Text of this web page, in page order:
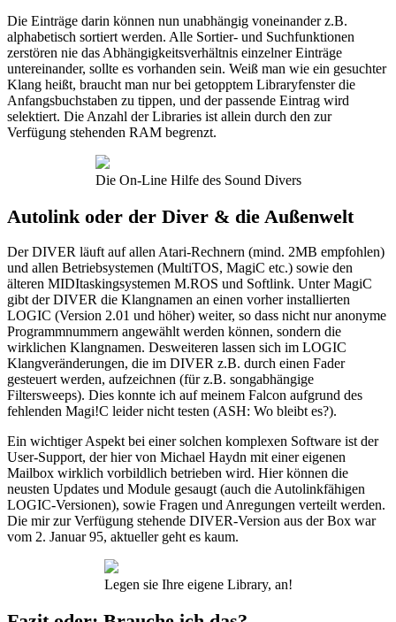
Die Einträge darin können nun unabhängig voneinander z.B.
alphabetisch sortiert werden. Alle Sortier- und Suchfunktionen
zerstören nie das Abhängigkeitsverhältnis einzelner Einträge
untereinander, sollte es vorhanden sein. Weiß man wie ein gesuchter
Klang heißt, braucht man nur bei getopptem Libraryfenster die
Anfangsbuchstaben zu tippen, und der passende Eintrag wird
selektiert. Die Anzahl der Libraries ist allein durch den zur
Verfügung stehenden RAM begrenzt.
Die On-Line Hilfe des Sound Divers
Autolink oder der Diver & die Außenwelt
Der DIVER läuft auf allen Atari-Rechnern (mind. 2MB empfohlen)
und allen Betriebsystemen (MultiTOS, MagiC etc.) sowie den
älteren MIDItaskingsystemen M.ROS und Softlink. Unter MagiC
gibt der DIVER die Klangnamen an einen vorher installierten
LOGIC (Version 2.01 und höher) weiter, so dass nicht nur anonyme
Programmnummern angewählt werden können, sondern die
wirklichen Klangnamen. Desweiteren lassen sich im LOGIC
Klangveränderungen, die im DIVER z.B. durch einen Fader
gesteuert werden, aufzeichnen (für z.B. songabhängige
Filtersweeps). Dies konnte ich auf meinem Falcon aufgrund des
fehlenden Magi!C leider nicht testen (ASH: Wo bleibt es?).
Ein wichtiger Aspekt bei einer solchen komplexen Software ist der
User-Support, der hier von Michael Haydn mit einer eigenen
Mailbox wirklich vorbildlich betrieben wird. Hier können die
neusten Updates und Module gesaugt (auch die Autolinkfähigen
LOGIC-Versionen), sowie Fragen und Anregungen verteilt werden.
Die mir zur Verfügung stehende DIVER-Version aus der Box war
vom 2. Januar 95, aktueller geht es kaum.
Legen sie Ihre eigene Library, an!